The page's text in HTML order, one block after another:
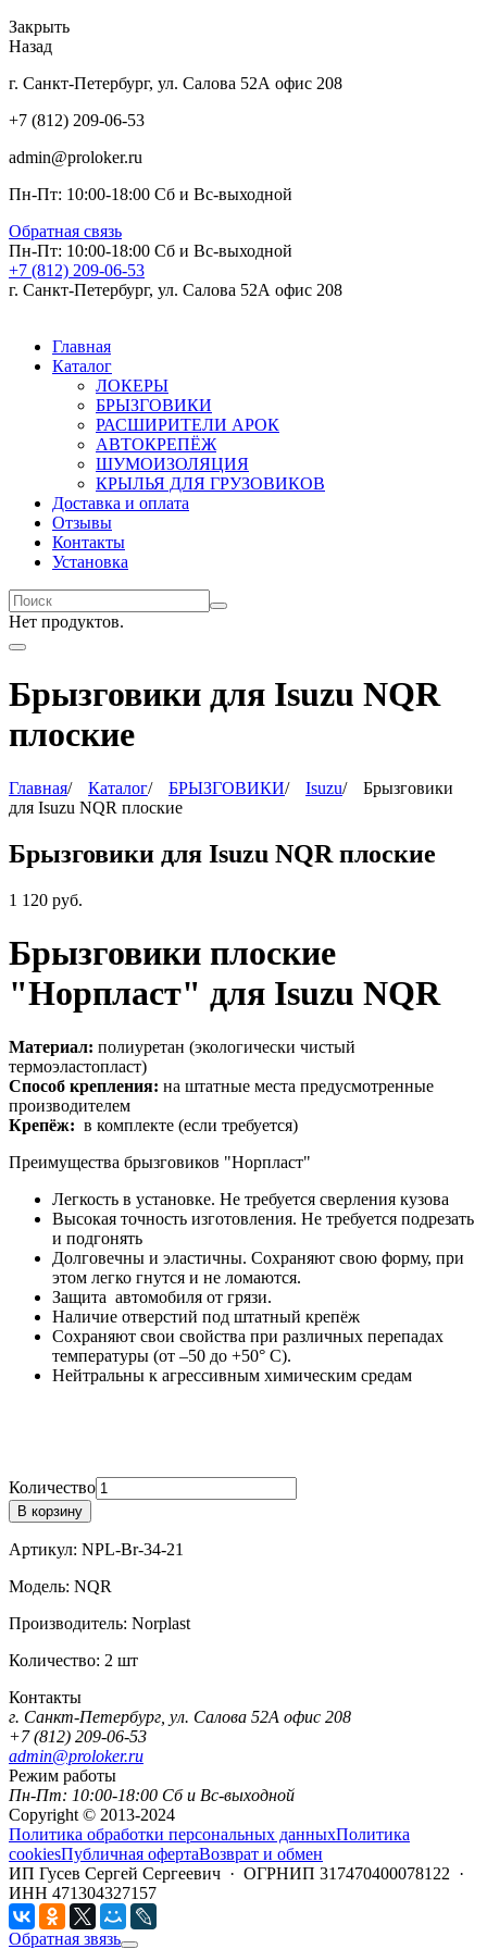
Закрыть
Назад
г. Санкт-Петербург, ул. Салова 52А офис 208
+7 (812) 209-06-53
admin@proloker.ru
Пн-Пт: 10:00-18:00 Сб и Вс-выходной
Обратная связь
Пн-Пт: 10:00-18:00 Сб и Вс-выходной
+7 (812) 209-06-53
г. Санкт-Петербург, ул. Салова 52А офис 208
Главная
Каталог
ЛОКЕРЫ
БРЫЗГОВИКИ
РАСШИРИТЕЛИ АРОК
АВТОКРЕПЁЖ
ШУМОИЗОЛЯЦИЯ
КРЫЛЬЯ ДЛЯ ГРУЗОВИКОВ
Доставка и оплата
Отзывы
Контакты
Установка
Нет продуктов.
Брызговики для Isuzu NQR
плоские
Главная/ Каталог/ БРЫЗГОВИКИ/ Isuzu/
Брызговики
для Isuzu NQR плоские
Брызговики для Isuzu NQR плоские
1 120 руб.
Брызговики плоские
"Норпласт" для Isuzu NQR
Материал: полиуретан (экологически чистый
термоэластопласт)
Способ крепления: на штатные места предусмотренные
производителем
Крепёж: в комплекте (если требуется)
Преимущества брызговиков "Норпласт"
Легкость в установке. Не требуется сверления кузова
Высокая точность изготовления. Не требуется подрезать
и подгонять
Долговечны и эластичны. Сохраняют свою форму, при
этом легко гнутся и не ломаются.
Защита автомобиля от грязи.
Наличие отверстий под штатный крепёж
Сохраняют свои свойства при различных перепадах
температуры (от –50 до +50° С).
Нейтральны к агрессивным химическим средам
Количество
В корзину
Артикул: NPL-Br-34-21
Модель: NQR
Производитель: Norplast
Количество: 2 шт
Контакты
г. Санкт-Петербург, ул. Салова 52А офис 208
+7 (812) 209-06-53
admin@proloker.ru
Режим работы
Пн-Пт: 10:00-18:00 Сб и Вс-выходной
Copyright © 2013-2024
Политика обработки персональных данныхПолитика
cookiesПубличная офертаВозврат и обмен
ИП Гусев Сергей Сергеевич · ОГРНИП 317470400078122 ·
ИНН 471304327157
Обратная звязь